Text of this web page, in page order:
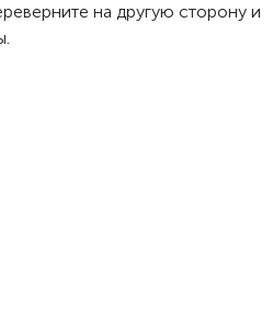
на другую сторону и